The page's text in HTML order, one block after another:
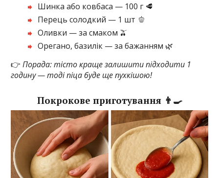
Шинка або ковбаса — 100 г 🥩
Перець солодкий — 1 шт 🫑
Оливки — за смаком 🫒
Орегано, базилік — за бажанням 🌿
👉Порада: тісто краще залишити підходити 1
годину — тоді піца буде ще пухкішою!
Покрокове приготування 👨‍🍳